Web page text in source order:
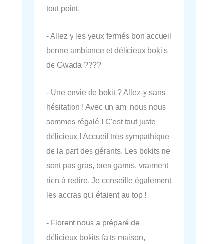
tout point.
- Allez y les yeux fermés bon accueil
bonne ambiance et délicieux bokits
de Gwada ????
- Une envie de bokit ? Allez-y sans
hésitation ! Avec un ami nous nous
sommes régalé ! C'est tout juste
délicieux ! Accueil très sympathique
de la part des gérants. Les bokits ne
sont pas gras, bien garnis, vraiment
rien à redire. Je conseille également
les accras qui étaient au top !
- Florent nous a préparé de
délicieux bokits faits maison,